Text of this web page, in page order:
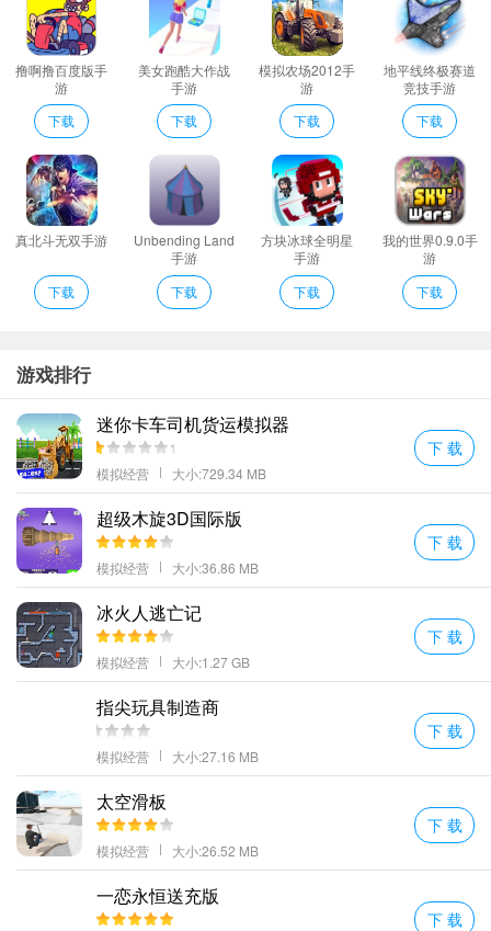
玻璃杯商店一款非常火爆的模拟经营游戏在这里玩家可以通过制作
各种玻璃杯进行售卖赚取收益游戏操作也非常简单易上手在这里尽
情享受游戏带来的乐趣吧。
随着您在游戏中获得更多奖励您可以购买稀有材料制作更厉害的杯
子。
倾泻而下的液体给予不同大小的给定任务的眼镜。
每关不止有一种过关方法你敢来接受挑战吗？
玻璃杯溢出红包版游戏玩法自由过关的方法可能不止一种展现你智
慧的时候到了
玻璃杯2点评
不同材料制作出来的东西是不一样的所以价格上面也是有着很大不
你将作为一名玻璃制造设计者你需要制作各种形状的玻璃。
玻璃杯溢出极速版需要将球从高空落下砸中屏幕上的玻璃杯让玻璃
杯中的酒水溢出。
超多不同的关卡可以自由挑战轻松有趣的音乐赏析简单的运动规则
玻璃杯2评价
一旦您在游戏中赚到了足够的钱就可以进行更艰难的制作旅程。
倾泻而下的液体给予不同大小的给定任务的眼镜。
玻璃杯是一款趣味十足的经典休闲解压小游戏自玻璃杯大热之后玻
璃杯这款玻璃杯终于推出了一样的玩法不一样的元素给你以更丰富
的体验。
玻璃杯溢出福利版丰富的关卡难度逐渐增加玩家可以体验到不一样
玻璃杯溢出无限钻石金币版游戏界面非常简单融入了物理规则玩家
需要利用物理规则过关
撸啊撸百度版手
游
下载
美女跑酷大作战
手游
下载
模拟农场2012手
游
下载
地平线终极赛道
竞技手游
下载
真北斗无双手游
下载
Unbending Land
手游
下载
方块冰球全明星
手游
下载
我的世界0.9.0手
游
下载
游戏排行
迷你卡车司机货运模拟器
模拟经营 大小:729.34 MB
下 载
超级木旋3D国际版
模拟经营 大小:36.86 MB
下 载
冰火人逃亡记
模拟经营 大小:1.27 GB
下 载
指尖玩具制造商
模拟经营 大小:27.16 MB
下 载
太空滑板
模拟经营 大小:26.52 MB
下 载
一恋永恒送充版
下 载